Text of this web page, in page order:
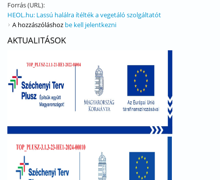
Forrás (URL):
HEOL.hu: Lassú halálra ítélték a vegetáló szolgáltatót
A hozzászóláshoz be kell jelentkezni
AKTUALITÁSOK